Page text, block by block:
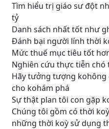
Tìm hiểu trị giáo sư đột
tỷ
Danh sách nhất tốt như
Đánh bại người lính thời
Mức thuế mục tiêu tốt
Nghiên cứu thực tiễn chó
Hãy tưởng tượng
cho kohám phá
Sự thật plan tôi con gặp
Chúng tôi gồm có thời
những thời koỳ sử dụng